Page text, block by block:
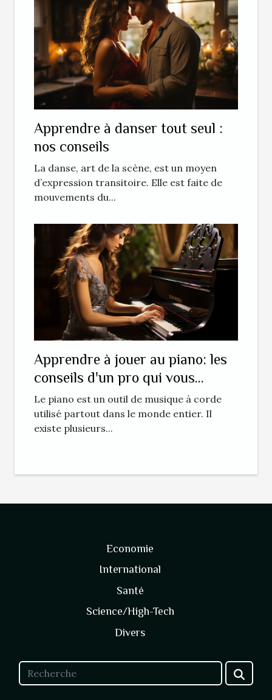
Apprendre à danser tout seul :
nos conseils
La danse, art de la scène, est un moyen
d’expression transitoire. Elle est faite de
mouvements du...
Apprendre à jouer au piano: les
conseils d'un pro qui vous
seront très utiles !
Le piano est un outil de musique à corde
utilisé partout dans le monde entier. Il
existe plusieurs...
Economie
International
Santé
Science/High-Tech
Divers